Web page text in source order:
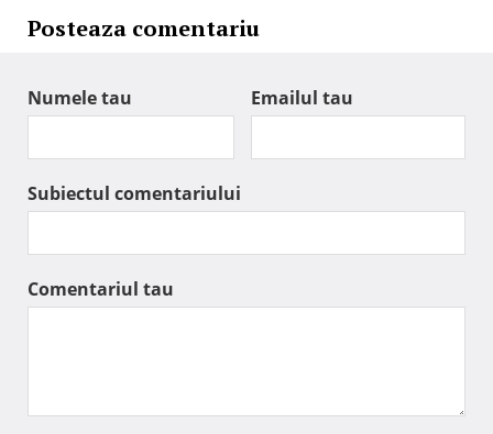
Posteaza comentariu
Numele tau Emailul tau
Subiectul comentariului
Comentariul tau